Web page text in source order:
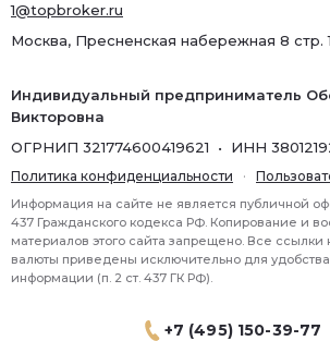
+7 (495) 150-39-77
1@topbroker.ru
Москва, Пресненская набережная 8 стр. 1
Индивидуальный предприниматель
Викторовна
ОГРНИП 321774600419621 • ИНН
Политика конфиденциальности ·
Информация на сайте не является публичной
437 Гражданского кодекса РФ. Копирование и
материалов этого сайта запрещено. Все ссылки
валюты приведены исключительно для
информации (п. 2 ст. 437 ГК РФ).